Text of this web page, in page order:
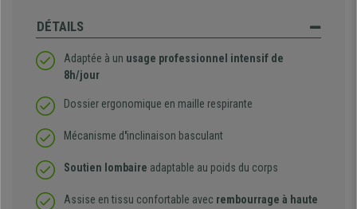
DÉTAILS
Adaptée à un usage professionnel intensif de
8h/jour
Dossier ergonomique en maille respirante
Mécanisme d'inclinaison basculant
Soutien lombaire adaptable au poids du corps
Assise en tissu confortable avec rembourrage à haute